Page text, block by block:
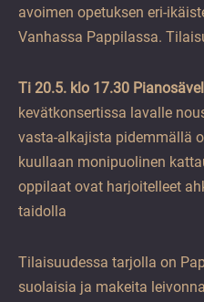
avoimen opetuksen eri-
Vanhassa Pappilassa.
Ti 20.5. klo 17.30
kevätkonsertissa lavalle
vasta-alkajista pidemmällä
kuullaan monipuolinen
oppilaat ovat harjoitelleet
taidolla
Tilaisuudessa tarjolla on
suolaisia ja makeita